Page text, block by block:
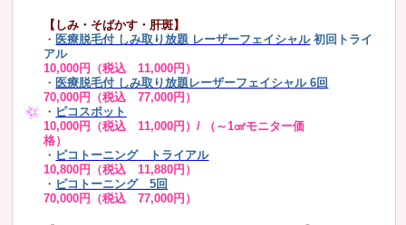
【しみ・そばかす・肝斑】
・ 医療脱毛付 しみ取り放題 レーザーフェイシャル 初回トライ
アル
10,000円（税込 11,000円）
・ 医療脱毛付 しみ取り放題レーザーフェイシャル 6回
70,000円（税込 77,000円）
・ ピコスポット
10,000円（税込 11,000円）/ （～1㎠モニター価
格）
・ ピコトーニング トライアル
10,800円（税込 11,880円）
・ ピコトーニング 5回
70,000円（税込 77,000円）